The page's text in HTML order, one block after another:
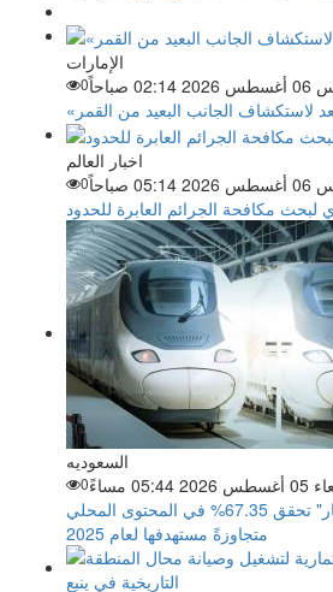
الإمارات
صباحاً
0
اخبار العالم
صباحاً
0
لبحث مكافحة الجرائم العابرة للحدود
السعوديه
05:44 مساءً
0
أخبار من السعودية.. "سار" تحقق 67.35% في المحتوى المحلي
متجاوزةً مستهدفها لعام 2025